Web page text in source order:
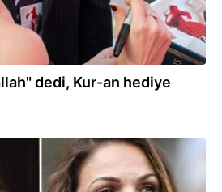
dedi, Kur-an hediye